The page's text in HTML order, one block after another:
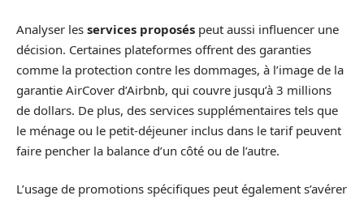
Analyser les services proposés peut aussi influencer une
décision. Certaines plateformes offrent des garanties
comme la protection contre les dommages, à l’image de la
garantie AirCover d’Airbnb, qui couvre jusqu’à 3 millions
de dollars. De plus, des services supplémentaires tels que
le ménage ou le petit-déjeuner inclus dans le tarif peuvent
faire pencher la balance d’un côté ou de l’autre.
L’usage de promotions spécifiques peut également s’avérer